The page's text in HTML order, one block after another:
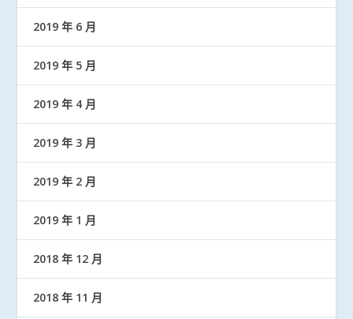
2019 年 6 月
2019 年 5 月
2019 年 4 月
2019 年 3 月
2019 年 2 月
2019 年 1 月
2018 年 12 月
2018 年 11 月